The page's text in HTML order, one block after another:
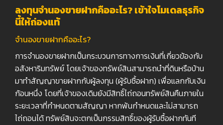
ลงทุนจำนองขายฝากคืออะไร? เข้าใจโมเดลธุรกิจ
นี้ให้ถ่องแท้
จำนองขายฝากคืออะไร?
การจำนองขายฝากเป็นกระบวนการทางการเงินที่เกี่ยวข้องกับ
อสังหาริมทรัพย์ โดยเจ้าของทรัพย์สินสามารถนำที่ดินหรือบ้าน
มาทำสัญญาขายฝากกับผู้ลงทุน (ผู้รับซื้อฝาก) เพื่อแลกกับเงิน
ก้อนหนึ่ง โดยที่เจ้าของเดิมยังมีสิทธิ์ไถ่ถอนทรัพย์สินคืนภายใน
ระยะเวลาที่กำหนดตามสัญญา หากพ้นกำหนดและไม่สามารถ
ไถ่ถอนได้ ทรัพย์สินจะตกเป็นกรรมสิทธิ์ของผู้รับซื้อฝากทันที